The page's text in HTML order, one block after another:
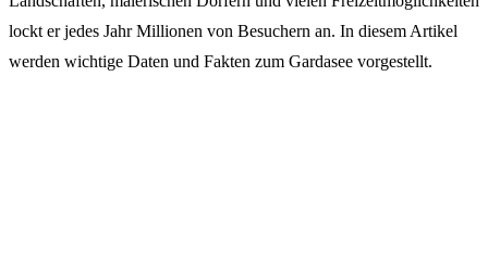
lockt er jedes Jahr Millionen von Besuchern an. In diesem Artikel
werden wichtige Daten und Fakten zum Gardasee vorgestellt.